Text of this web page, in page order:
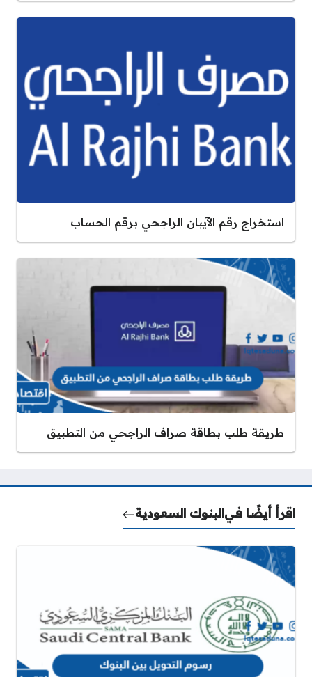
استخراج رقم الآيبان الراجحي برقم الحساب
طريقة طلب بطاقة صراف الراجحي من التطبيق
اقرأ أيضًا فيالبنوك السعودية